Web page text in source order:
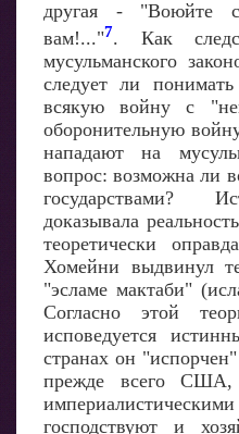
другая - "Воюйте
вам!..."7. Как
мусульманского
следует ли
всякую войну с
оборонительную
нападают на
вопрос: возможна ли
государствами?
доказывала
теоретически
Хомейни выдвинул
"эсламе мактаби"
Согласно этой
исповедуется
странах он
прежде всего США,
империалистическими
господствуют и